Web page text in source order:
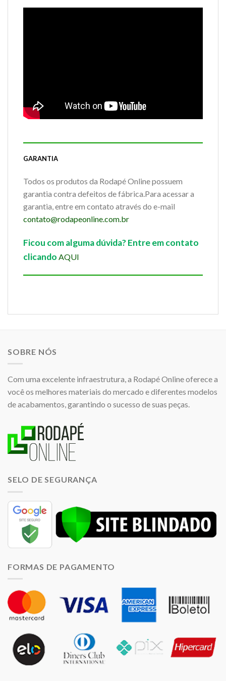
GARANTIA
Todos os produtos da Rodapé Online possuem
garantia contra defeitos de fábrica.Para acessar a
garantia, entre em contato através do e-mail
contato@rodapeonline.com.br
Ficou com alguma dúvida? Entre em contato
clicando AQUI
SOBRE NÓS
Com uma excelente infraestrutura, a Rodapé Online oferece a
você os melhores materiais do mercado e diferentes modelos
de acabamentos, garantindo o sucesso de suas peças.
SELO DE SEGURANÇA
FORMAS DE PAGAMENTO